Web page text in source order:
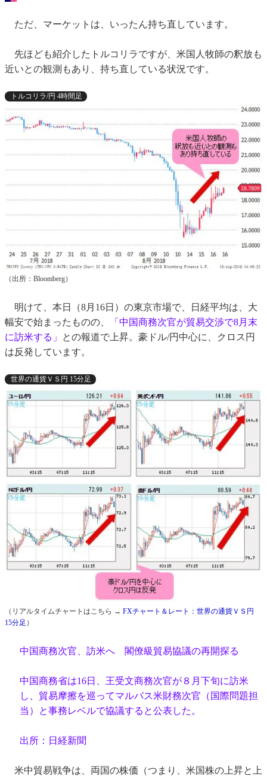
ただ、マーケットは、いったん持ち直しています。
先ほども紹介したトルコリラですが、米国人牧師の釈放も
近いとの観測もあり、持ち直している状況です。
トルコリラ/円 4時間足
（出所：Bloomberg）
明けて、本日（8月16日）の東京市場で、日経平均は、大
幅安で始まったものの、
「中国商務次官が貿易交渉で8月末
に訪米する」
との報道で上昇。豪ドル/円中心に、クロス円
は反発しています。
世界の通貨ＶＳ円 15分足
（リアルタイムチャートはこちら → FXチャート＆レート：世界の通貨ＶＳ円
15分足 ）
中国商務次官、訪米へ 閣僚級貿易協議の再開探る
中国商務省は16日、王受文商務次官が８月下旬に訪米
し、貿易摩擦を巡ってマルパス米財務次官（国際問題担
当）と事務レベルで協議すると公表した。
出所：日経新聞
米中貿易戦争は、両国の株価（つまり、米国株の上昇と上